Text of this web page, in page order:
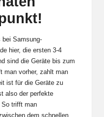
bei Samsung-
hier, die ersten 3-4
sind die Geräte bis zum
man vorher, zahlt man
ist für die Geräte zu
also der perfekte
trifft man
dem schnellen